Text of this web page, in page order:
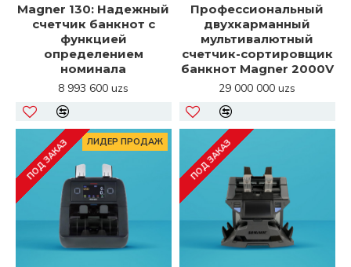
Magner 130: Надежный
счетчик банкнот с
функцией
определением
номинала
8 993 600 uzs
Профессиональный
двухкарманный
мультивалютный
счетчик-сортировщик
банкнот Magner 2000V
29 000 000 uzs
ЛИДЕР ПРОДАЖ
ПОД ЗАКАЗ ПОД ЗАКАЗ